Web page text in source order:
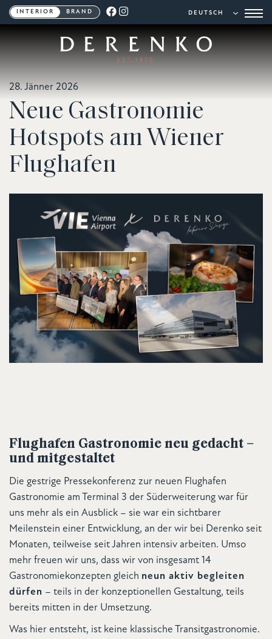
INTERIOR BRAND
28. Jänner 2026
Neue Gastronomie
Hotspots am Wiener
Flughafen
Flughafen Gastronomie neu gedacht –
und mitgestaltet
Die gestrige Pressekonferenz zur neuen Flughafen
Gastronomie am Terminal 3 der Süderweiterung war für
uns mehr als ein Ausblick – sie war ein sichtbarer
Meilenstein einer Entwicklung, an der wir bei Derenko seit
Monaten, teilweise seit Jahren intensiv arbeiten. Umso
mehr freuen wir uns, dass wir von insgesamt 14
Gastronomiekonzepten gleich neun aktiv begleiten
dürfen – teils in der konzeptionellen Gestaltung, teils
bereits mitten in der Umsetzung.
Was hier entsteht, ist keine klassische Transitgastronomie.